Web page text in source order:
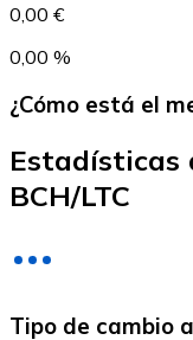
0,00 €
0,00 %
¿Cómo está el
Estadísticas
BCH/LTC
Tipo de cambio